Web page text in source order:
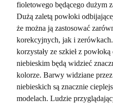
fioletowego będącego dużym
Dużą zaletą powłoki
że można ją zastosować
korekcyjnych, jak i
korzystały ze szkieł z
niebieskim będą widzieć
kolorze. Barwy widziane
niebieskich są znacznie
modelach. Ludzie